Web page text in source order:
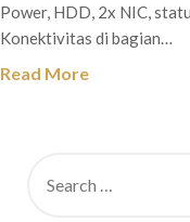
Power, HDD, 2x NIC,
Konektivitas di bagian…
Read More